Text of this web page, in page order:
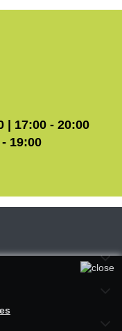
| 17:00 - 20:00
19:00
para mejorar
consideramos que
en nuestra